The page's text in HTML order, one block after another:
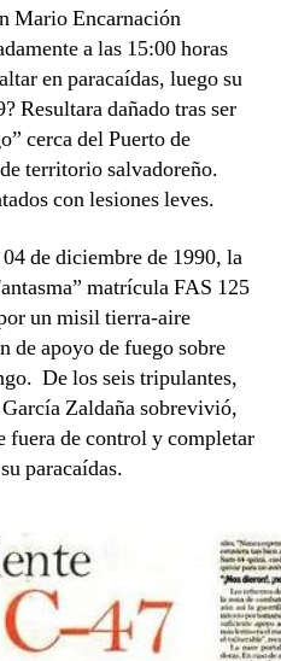
Mario Encarnación
a las 15:00 horas
en paracaídas, luego su
Resultara dañado tras ser
cerca del Puerto de
territorio salvadoreño.
con lesiones leves.
de diciembre de 1990, la
matrícula FAS 125
un misil tierra-aire
de apoyo de fuego sobre
De los seis tripulantes,
Zaldaña sobrevivió,
fuera de control y completar
paracaídas.